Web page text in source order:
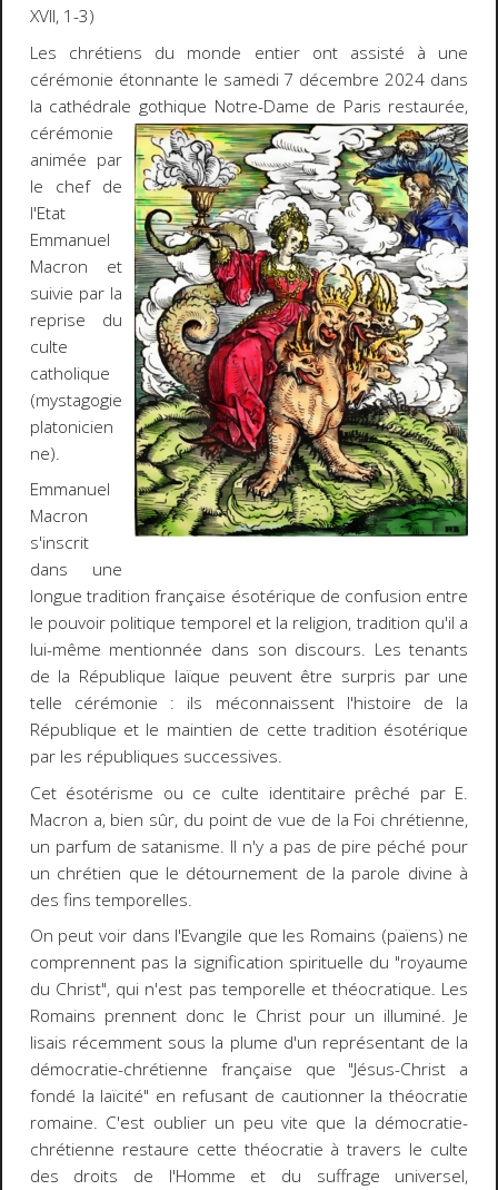
XVII, 1-3)
Les chrétiens du monde entier ont assisté à une
cérémonie étonnante le samedi 7 décembre 2024 dans
la cathédrale gothique Notre-Dame de Paris restaurée,
cérémonie
animée par
le chef de
l'Etat
Emmanuel
Macron et
suivie par la
reprise du
culte
catholique
(mystagogie
platonicien
ne).
Emmanuel
Macron
s'inscrit
dans une
longue tradition française ésotérique de confusion entre
le pouvoir politique temporel et la religion, tradition qu'il a
lui-même mentionnée dans son discours. Les tenants
de la République laïque peuvent être surpris par une
telle cérémonie : ils méconnaissent l'histoire de la
République et le maintien de cette tradition ésotérique
par les républiques successives.
Cet ésotérisme ou ce culte identitaire prêché par E.
Macron a, bien sûr, du point de vue de la Foi chrétienne,
un parfum de satanisme. Il n'y a pas de pire péché pour
un chrétien que le détournement de la parole divine à
des fins temporelles.
On peut voir dans l'Evangile que les Romains (païens) ne
comprennent pas la signification spirituelle du "royaume
du Christ", qui n'est pas temporelle et théocratique. Les
Romains prennent donc le Christ pour un illuminé. Je
lisais récemment sous la plume d'un représentant de la
démocratie-chrétienne française que "Jésus-Christ a
fondé la laïcité" en refusant de cautionner la théocratie
romaine. C'est oublier un peu vite que la démocratie-
chrétienne restaure cette théocratie à travers le culte
des droits de l'Homme et du suffrage universel,